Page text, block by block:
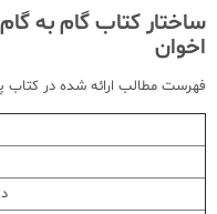
ساختار کتاب گام به
اخوان
فهرست مطالب ارائه شده در